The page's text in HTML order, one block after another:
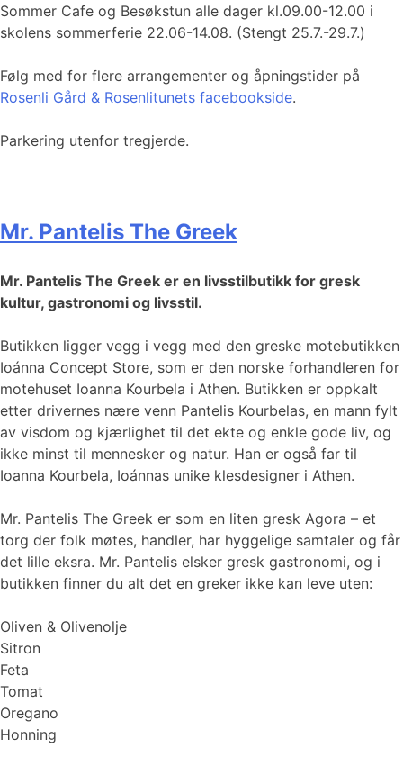
Sommer Cafe og Besøkstun alle dager kl.09.00-12.00 i
skolens sommerferie 22.06-14.08. (Stengt 25.7.-29.7.)
Følg med for flere arrangementer og åpningstider på
Rosenli Gård & Rosenlitunets facebookside.
Parkering utenfor tregjerde.
Mr. Pantelis The Greek
Mr. Pantelis The Greek er en livsstilbutikk for gresk
kultur, gastronomi og livsstil.
Butikken ligger vegg i vegg med den greske motebutikken
Ioánna Concept Store, som er den norske forhandleren for
motehuset Ioanna Kourbela i Athen. Butikken er oppkalt
etter drivernes nære venn Pantelis Kourbelas, en mann fylt
av visdom og kjærlighet til det ekte og enkle gode liv, og
ikke minst til mennesker og natur. Han er også far til
Ioanna Kourbela, Ioánnas unike klesdesigner i Athen.
Mr. Pantelis The Greek er som en liten gresk Agora – et
torg der folk møtes, handler, har hyggelige samtaler og får
det lille eksra. Mr. Pantelis elsker gresk gastronomi, og i
butikken finner du alt det en greker ikke kan leve uten:
Oliven & Olivenolje
Sitron
Feta
Tomat
Oregano
Honning